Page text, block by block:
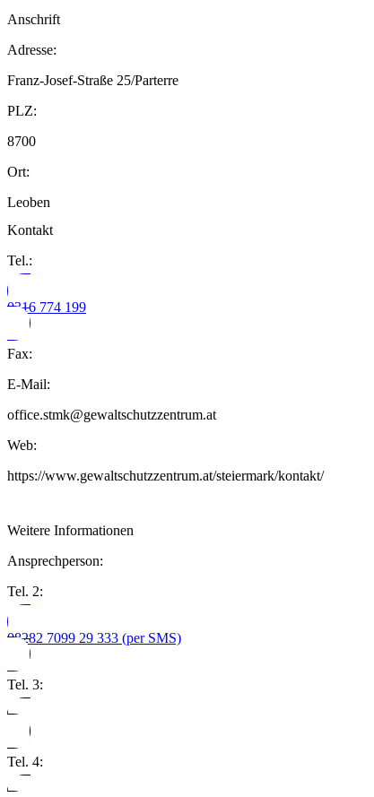
Anschrift
Adresse:
Franz-Josef-Straße 25/Parterre
PLZ:
8700
Ort:
Leoben
Kontakt
Tel.:
0316 774 199
Fax:
E-Mail:
office.stmk@gewaltschutzzentrum.at
Web:
https://www.gewaltschutzzentrum.at/steiermark/kontakt/
Weitere Informationen
Ansprechperson:
Tel. 2:
08282 7099 29 333 (per SMS)
Tel. 3:
Tel. 4: